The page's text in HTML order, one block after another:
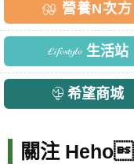
營養N次方
生活站
希望商城
關注 Heho